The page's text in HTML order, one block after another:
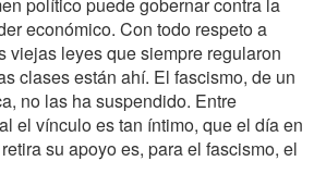
económico. Con todo respeto a
viejas leyes que siempre regularon
clases están ahí. El fascismo, de un
no las ha suspendido. Entre
el vínculo es tan íntimo, que el día en
su apoyo es, para el fascismo, el